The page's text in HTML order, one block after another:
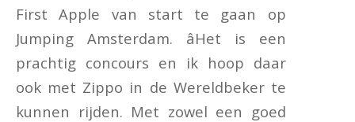
First Apple van start te gaan op
Jumping Amsterdam. âHet is een
prachtig concours en ik hoop daar
ook met Zippo in de Wereldbeker te
kunnen rijden. Met zowel een goed